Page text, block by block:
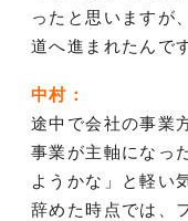
ったと思いますが
道へ進まれたんで
中村：
途中で会社の事業
事業が主軸になっ
ようかな」と軽い
辞めた時点では、